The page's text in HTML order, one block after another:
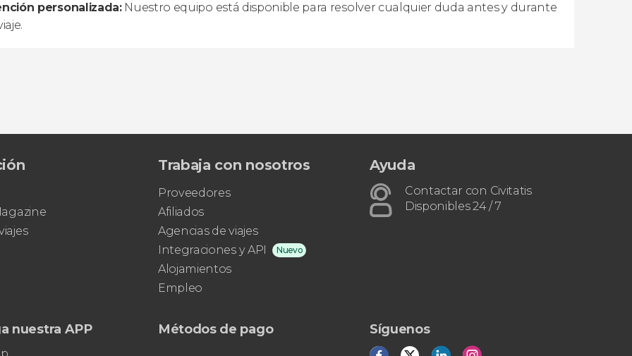
personalizada:Nuestro equipo está disponible para resolver cualquier duda antes y durante
Trabaja con nosotros
Proveedores
Afiliados
Agencias de viajes
Integraciones y API
Nuevo
Alojamientos
Empleo
Ayuda
Contactar con Civitatis
Disponibles 24 / 7
nuestra APP Métodos de pago Síguenos